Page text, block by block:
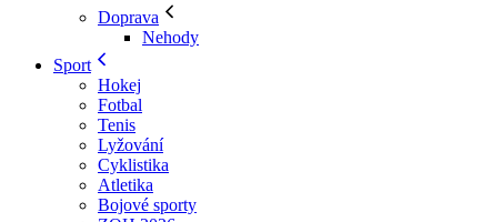
Doprava
Nehody
Sport
Hokej
Fotbal
Tenis
Lyžování
Cyklistika
Atletika
Bojové sporty